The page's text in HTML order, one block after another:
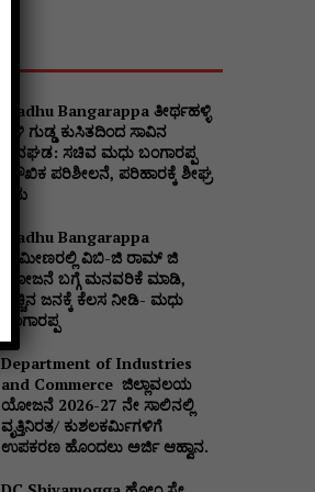
Madhu Bangarappa ತೀರ್ಥಹಳ್ಳಿ
ಬಳಿ ಗುಡ್ಡ ಕುಸಿತದಿಂದ ಸಾವಿನ
ಅವಘಡ: ಸಚಿವ ಮಧು ಬಂಗಾರಪ್ಪ
ಮೌಖಿಕ ಪರಿಶೀಲನೆ, ಪರಿಹಾರಕ್ಕೆ ಶೀಘ್ರ
ಕ್ರಮ
Madhu Bangarappa
ಗ್ರಾಮೀಣರಲ್ಲಿ ವಿಬಿ-ಜಿ ರಾಮ್ ಜಿ
ಯೋಜನೆ ಬಗ್ಗೆ ಮನವರಿಕೆ ಮಾಡಿ,
ಹೆಚ್ಚಿನ ಜನಕ್ಕೆ ಕೆಲಸ ನೀಡಿ- ಮಧು
ಬಂಗಾರಪ್ಪ
Department of Industries
and Commerce ಜಿಲ್ಲಾವಲಯ
ಯೋಜನೆ 2026-27 ನೇ ಸಾಲಿನಲ್ಲಿ
ವೃತ್ತಿನಿರತ/ ಕುಶಲಕರ್ಮಿಗಳಿಗೆ
ಉಪಕರಣ ಹೊಂದಲು ಅರ್ಜಿ ಆಹ್ವಾನ.